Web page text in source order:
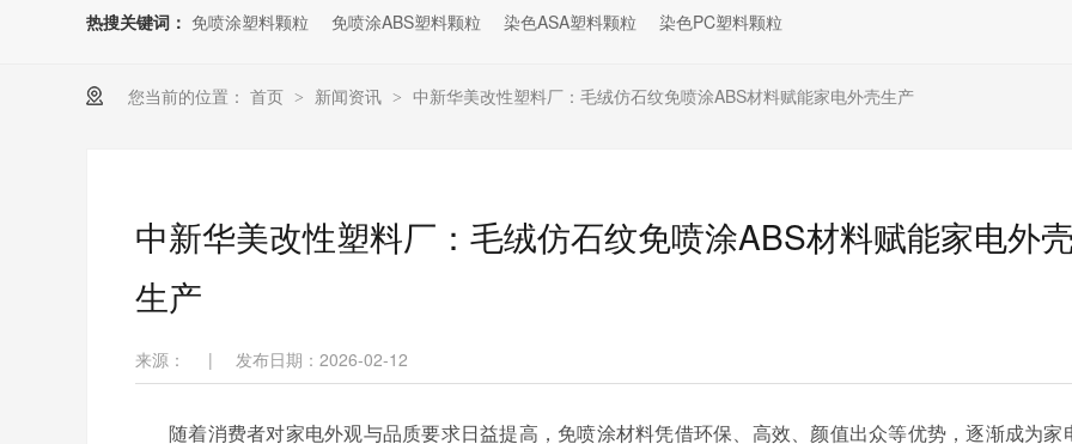
热搜关键词： 免喷涂塑料颗粒 免喷涂ABS塑料颗粒 染色ASA塑料颗粒 染色PC塑料颗粒
您当前的位置： 首页 > 新闻资讯 > 中新华美改性塑料厂：毛绒仿石纹免喷涂ABS材料赋能家电外壳生产
中新华美改性塑料厂：毛绒仿石纹免喷涂ABS材料赋能家电外
生产
来源： | 发布日期：2026-02-12
随着消费者对家电外观与品质要求日益提高，免喷涂材料凭借环保、高效、颜值出众等优势，逐渐成为家